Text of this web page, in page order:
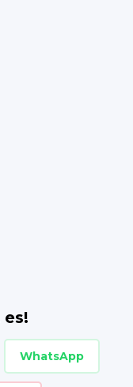
WhatsApp